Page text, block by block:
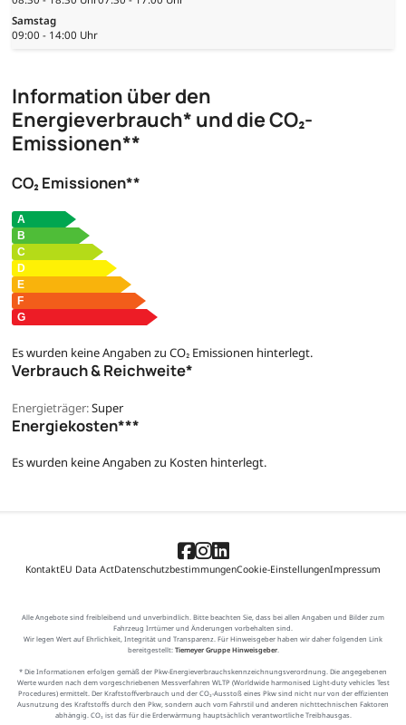
Samstag
09:00 - 14:00 Uhr
Information über den
Energieverbrauch* und die CO₂-
Emissionen**
CO₂ Emissionen**
Es wurden keine Angaben zu CO₂ Emissionen hinterlegt.
Verbrauch & Reichweite*
Energieträger:Super
Energiekosten***
Es wurden keine Angaben zu Kosten hinterlegt.
KontaktEU Data ActDatenschutzbestimmungenCookie-EinstellungenImpressum
Alle Angebote sind freibleibend und unverbindlich. Bitte beachten Sie, dass bei allen Angaben und Bilder zum
Fahrzeug Irrtümer und Änderungen vorbehalten sind.
Wir legen Wert auf Ehrlichkeit, Integrität und Transparenz. Für Hinweisgeber haben wir daher folgenden Link
bereitgestellt: Tiemeyer Gruppe Hinweisgeber.
* Die Informationen erfolgen gemäß der Pkw-Energieverbrauchskennzeichnungsverordnung. Die angegebenen
Werte wurden nach dem vorgeschriebenen Messverfahren WLTP (Worldwide harmonised Light-duty vehicles Test
Procedures) ermittelt. Der Kraftstoffverbrauch und der CO₂-Ausstoß eines Pkw sind nicht nur von der effizienten
Ausnutzung des Kraftstoffs durch den Pkw, sondern auch vom Fahrstil und anderen nichttechnischen Faktoren
abhängig. CO₂ ist das für die Erderwärmung hauptsächlich verantwortliche Treibhausgas.